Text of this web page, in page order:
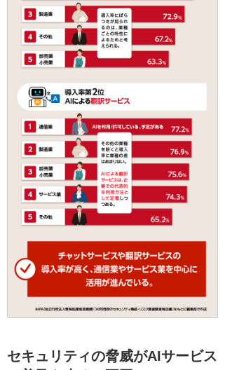
セキュリティの脅威がAIサービス